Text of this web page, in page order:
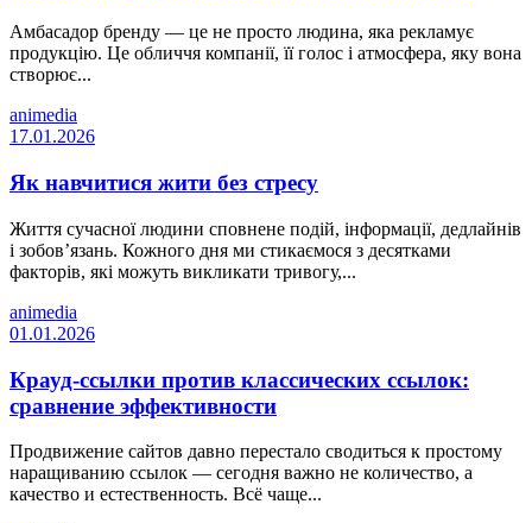
Амбасадор бренду — це не просто людина, яка рекламує
продукцію. Це обличчя компанії, її голос і атмосфера, яку вона
створює...
animedia
17.01.2026
Як навчитися жити без стресу
Життя сучасної людини сповнене подій, інформації, дедлайнів
і зобов’язань. Кожного дня ми стикаємося з десятками
факторів, які можуть викликати тривогу,...
animedia
01.01.2026
Крауд-ссылки против классических ссылок:
сравнение эффективности
Продвижение сайтов давно перестало сводиться к простому
наращиванию ссылок — сегодня важно не количество, а
качество и естественность. Всё чаще...